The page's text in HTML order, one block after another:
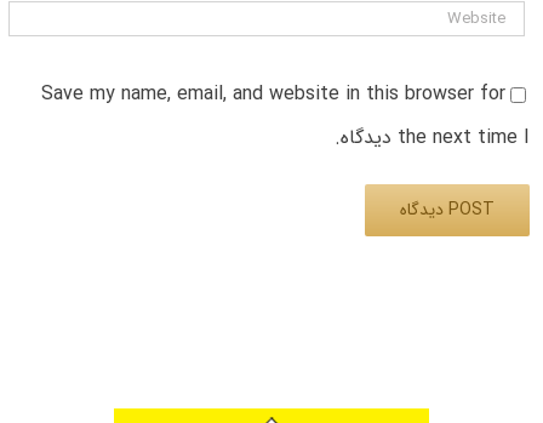
Save my name, email, and website in this browser for
the next time I دیدگاه.